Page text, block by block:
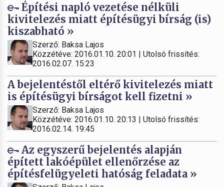
Építési napló vezetése nélküli
kivitelezés miatt építésügyi bírság (is)
kiszabható »
Szerző: Baksa Lajos
Közzétéve: 2016.01.10. 20:01 | Utolsó frissítés:
2016.02.07. 15:23
A bejelentéstől eltérő kivitelezés miatt
is építésügyi bírságot kell fizetni »
Szerző: Baksa Lajos
Közzétéve: 2016.01.10. 20:13 | Utolsó frissítés:
2016.02.14. 19:45
Az egyszerű bejelentés alapján
épített lakóépület ellenőrzése az
építésfelügyeleti hatóság feladata »